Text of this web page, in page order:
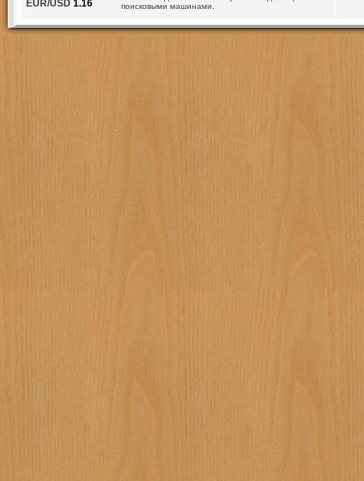
поисковыми машинами.
EUR/USD 1.16